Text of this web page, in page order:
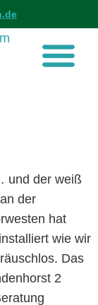
und der weiß
der
hat
wie wir
Das
2